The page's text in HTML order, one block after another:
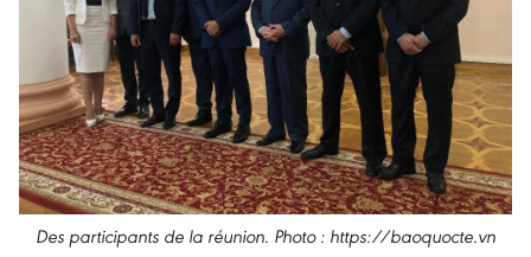
Des participants de la réunion. Photo : https://baoquocte.vn